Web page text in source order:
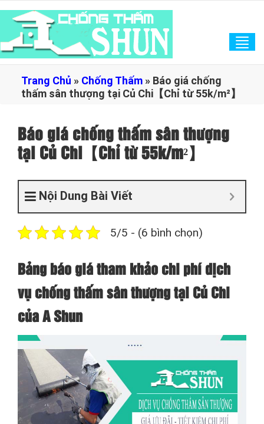
Trang Chủ » Chống Thấm » Báo giá chống
thấm sân thượng tại Củ Chi【Chỉ từ 55k/m²】
Báo giá chống thấm sân thượng
tại Củ Chi【Chỉ từ 55k/m²】
Nội Dung Bài Viết
5/5 - (6 bình chọn)
Bảng báo giá tham khảo chi phí dịch
vụ chống thấm sân thượng tại Củ Chi
của A Shun